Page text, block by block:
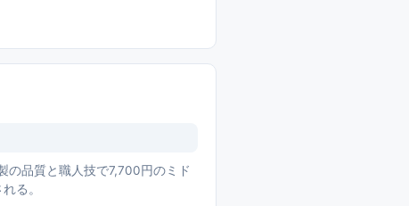
の品質と職人技で7,700円のミド
る。